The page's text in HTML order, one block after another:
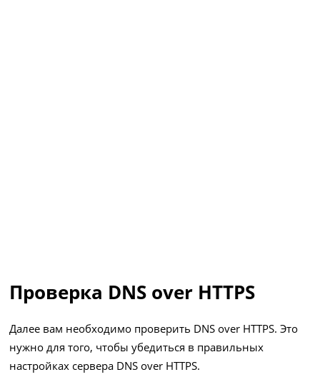
Проверка DNS over HTTPS
Далее вам необходимо проверить DNS over HTTPS. Это
нужно для того, чтобы убедиться в правильных
настройках сервера DNS over HTTPS.